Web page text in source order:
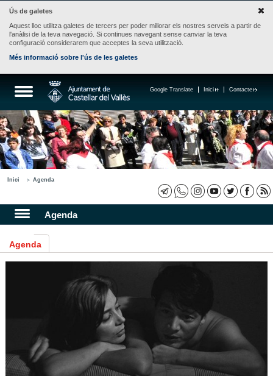
Ús de galetes
Aquest lloc utilitza galetes de tercers per poder millorar els nostres serveis a partir de
l'anàlisi de la teva navegació. Si continues navegant sense canviar la teva
configuració considerarem que acceptes la seva utilització.
Més informació sobre l'ús de les galetes
Contacte
Inici
Google Translate
Inici Agenda
Agenda
Agenda